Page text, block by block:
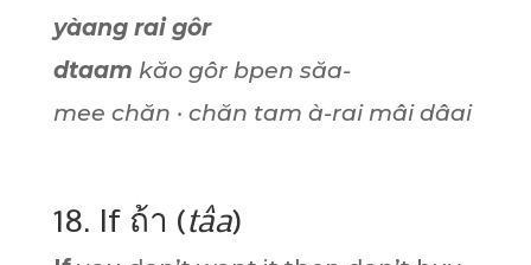
yàang rai gôr
dtaam kăo gôr bpen săa-
mee chăn · chăn tam à-rai mâi dâai
18. If ถ้า (tâa)